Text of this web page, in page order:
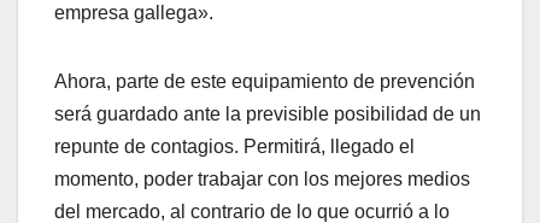
empresa gallega».
Ahora, parte de este equipamiento de prevención
será guardado ante la previsible posibilidad de un
repunte de contagios. Permitirá, llegado el
momento, poder trabajar con los mejores medios
del mercado, al contrario de lo que ocurrió a lo